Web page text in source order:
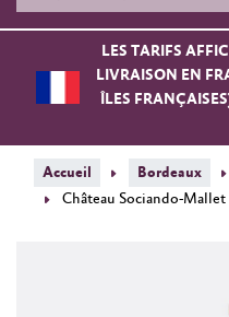
LES TARIFS
LIVRAISON EN
ÎLES
Accueil Bordeaux
Château Sociando-Mallet